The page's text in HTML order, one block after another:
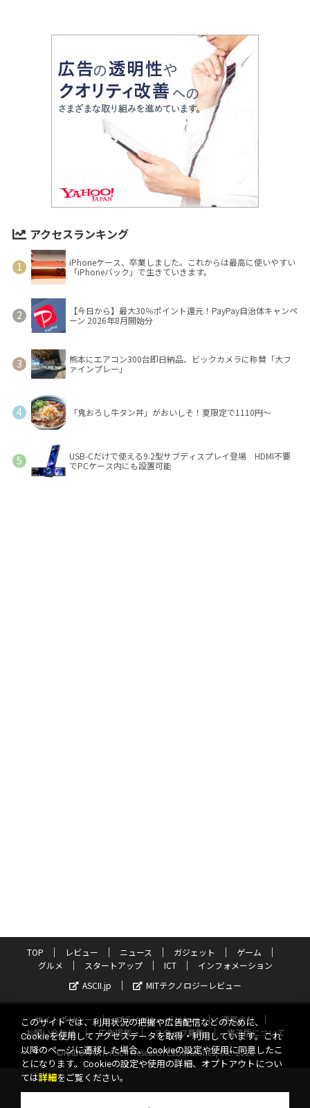
アクセスランキング
iPhoneケース、卒業しました。これからは最高に使いやすい
「iPhoneバック」で生きていきます。
【今日から】最大30％ポイント還元！PayPay自治体キャンペ
ーン 2026年8月開始分
熊本にエアコン300台即日納品、ビックカメラに称賛「大フ
ァインプレー」
「鬼おろし牛タン丼」がおいしそ！夏限定で1110円～
USB-Cだけで使える9.2型サブディスプレイ登場 HDMI不要
でPCケース内にも設置可能
TOP レビュー ニュース ガジェット
ゲーム
グルメ
スタートアップ ICT
インフォメーション
ASCII.jp
MITテクノロジーレビュー
サイトポリシー プライバシーポリシー
運営会社
お問い合わせ
広告掲載 スタッフ募集
電子版について
©KADOKAWA ASCII Research Laboratories, Inc. 2026
このサイトでは、利用状況の把握や広告配信などのために、
Cookieを使用してアクセスデータを取得・利用しています。これ
以降のページに遷移した場合、Cookieの設定や使用に同意したこ
とになります。Cookieの設定や使用の詳細、オプトアウトについ
ては詳細 をご覧ください。